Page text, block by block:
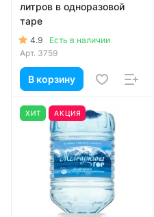
литров в одноразовой
таре
4.9
Есть в наличии
Арт. 3759
В корзину
ХИТ АКЦИЯ